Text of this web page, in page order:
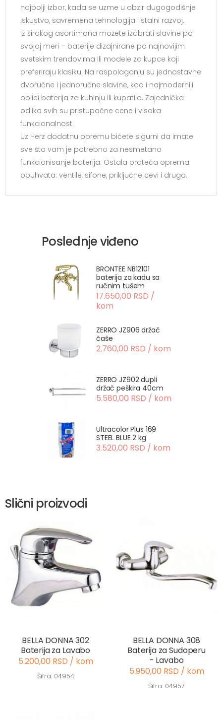
najbolji izbor, kada se uzme u obzir dugogodišnje
iskustvo, savremena tehnologija i stalni razvoj.
Iz širokog asortimana možete izabrati slavine po
svojoj meri – baterije dizajnirane po najnovijim
svetskim trendovima ili modele za kupce koji
preferiraju klasiku. Na raspolaganju su jednostavne
dvoručne i jednoručne slavine, kao i najmoderniji
oblici baterija za kuhinju ili kupatilo. Zajednička
odlika svih su pristupačne cene i visoka
funkcionalnost.
Uz Herz dodatnu opremu bićete sigurni da imate
sve što vam je potrebno za nesmetano
funkcionisanje baterija. Ostala prateća oprema
obuhvata: ventile, sifone, priključne cevi i drugo.
Poslednje viđeno
BRONTEE NB12101
baterija za kadu sa
ručnim tušem
17.650,00 RSD /
kom
ZERRO JZ906 držač
čaše
2.760,00 RSD / kom
ZERRO JZ902 dupli
držač peškira 40cm
5.580,00 RSD / kom
Ultracolor Plus 169
STEEL BLUE 2 kg
3.520,00 RSD / kom
Slični proizvodi
BELLA DONNA 302
Baterija za Lavabo
5.200,00 RSD / kom
Šifra: 04954
BELLA DONNA 308
Baterija za Sudoperu
- Lavabo
5.950,00 RSD / kom
Šifra: 04957